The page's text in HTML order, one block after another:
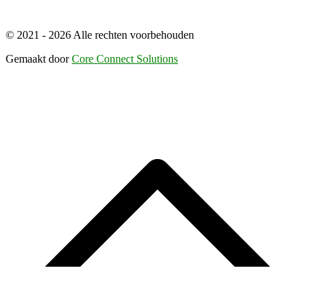
© 2021 - 2026 Alle rechten voorbehouden
Gemaakt doorCore Connect Solutions